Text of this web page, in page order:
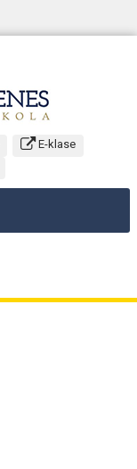
E-klase